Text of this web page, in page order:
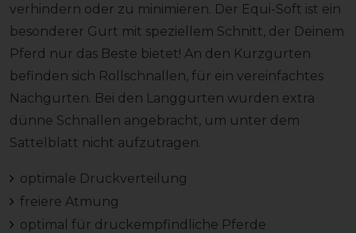
verhindern oder zu minimieren. Der Equi-Soft ist ein
besonderer Gurt mit speziellem Schnitt, der Deinem
Pferd nur das Beste bietet! An den Kurzgurten
befinden sich Rollschnallen, für ein vereinfachtes
Nachgurten. Bei den Langgurten wurden extra
dünne Schnallen angebracht, um unter dem
Sattelblatt nicht aufzutragen.
optimale Druckverteilung
freiere Atmung
optimal für druckempfindliche Pferde